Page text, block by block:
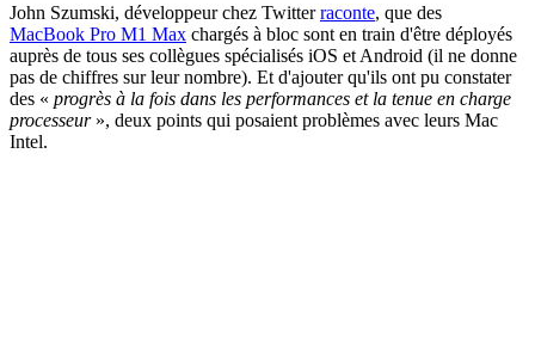
John Szumski, développeur chez Twitterraconte, que des
MacBook Pro M1 Max chargés à bloc sont en train d'être déployés
auprès de tous ses collègues spécialisés iOS et Android (il ne donne
pas de chiffres sur leur nombre). Et d'ajouter qu'ils ont pu constater
des « progrès à la fois dans les performances et la tenue en charge
processeur», deux points qui posaient problèmes avec leurs Mac
Intel.